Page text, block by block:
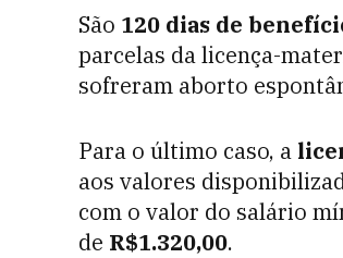
São 120 dias de
parcelas da licença-
sofreram aborto
Para o último caso, a
aos valores
com o valor do salário
de R$1.320,00.